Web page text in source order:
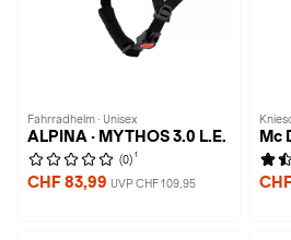
Fahrradhelm · Unisex
ALPINA · MYTHOS 3.0 L.E.
(0) 1
CHF 83,99 UVP CHF 109,95
Mc